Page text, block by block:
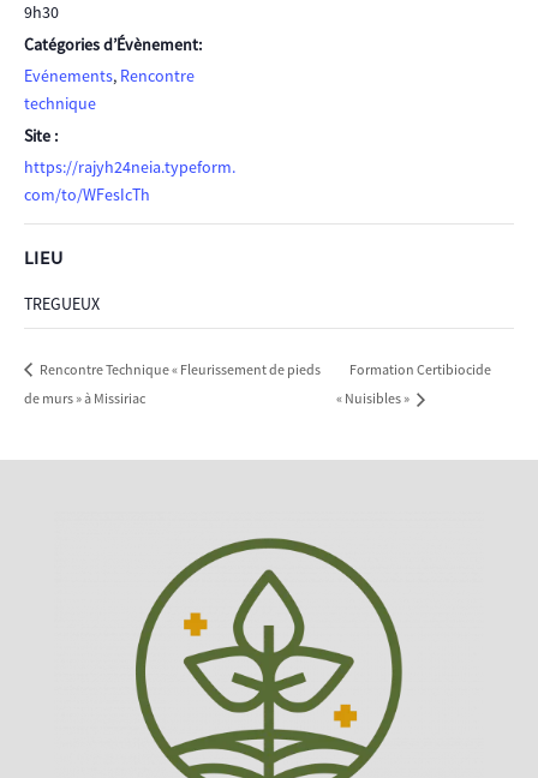
9h30
Catégories d’Évènement:
Evénements, Rencontre
technique
Site :
https://rajyh24neia.typeform.
com/to/WFesIcTh
LIEU
TREGUEUX
Rencontre Technique « Fleurissement de pieds
de murs » à Missiriac
Formation Certibiocide
« Nuisibles »